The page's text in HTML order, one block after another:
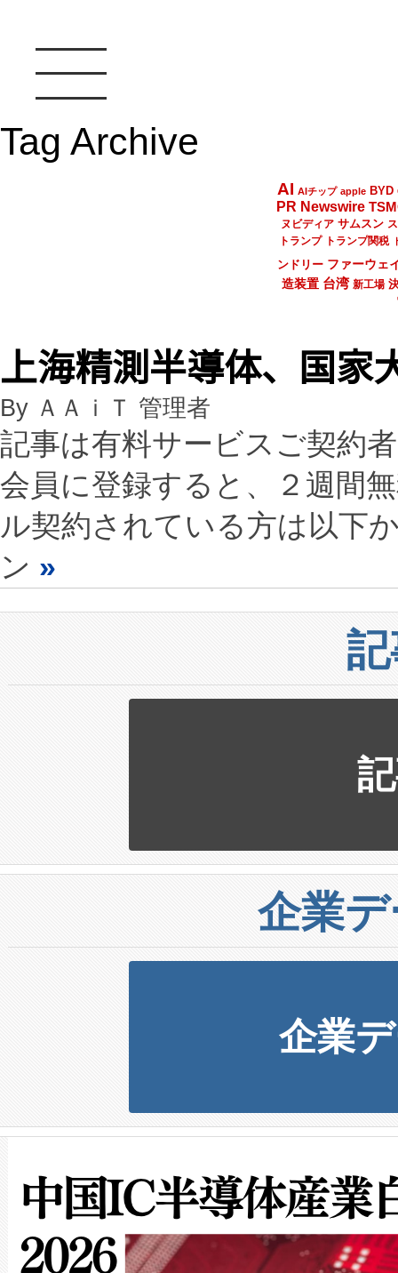
Tag Archive
AI AIチップ apple BYD
PR Newswire
ヌビディア サムスン
トランプ
トランプ関税
ンドリー ファーウェ
造装置 台湾 新工場
上海精測半導体、国家
By ＡＡｉＴ 管理者
記事は有料サービスご契約
会員に登録すると、２週間
ル契約されている方は以下
ン »
企業
企業